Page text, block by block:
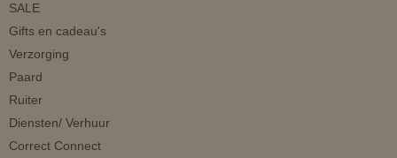
SALE
Gifts en cadeau's
Verzorging
Paard
Ruiter
Diensten/ Verhuur
Correct Connect